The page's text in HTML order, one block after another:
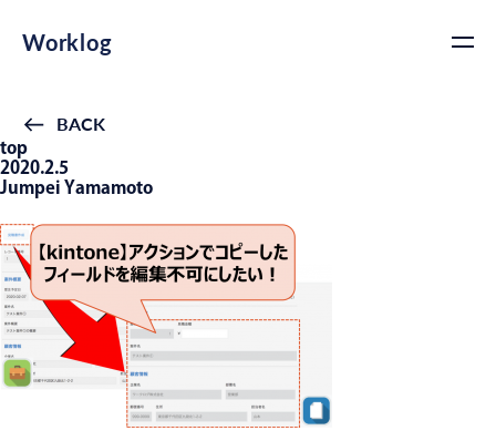
Worklog
BACK
top
2020.2.5
Jumpei Yamamoto